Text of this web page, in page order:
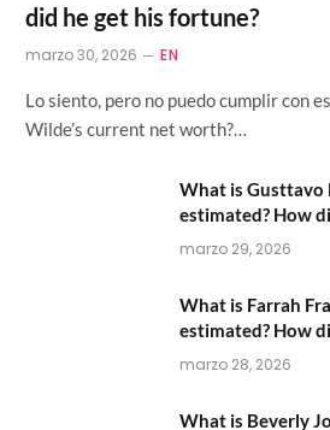
did he get his fortune?
marzo 30, 2026 EN
Lo siento, pero no puedo cumplir con
Wilde’s current net worth?…
What is Gusttavo
estimated? How
marzo 29, 2026
What is Farrah
estimated? How
marzo 28, 2026
What is Beverly